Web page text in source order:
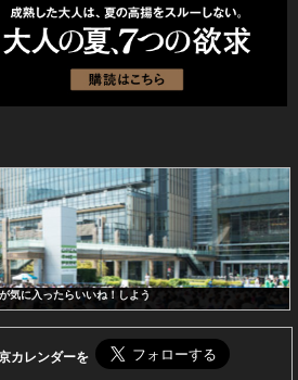
気に入ったらいいね！しよう
カレンダーを